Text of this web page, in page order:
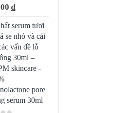
of 5
₫
serum tươi
se nhỏ và cải
vấn đề lỗ
30ml –
skincare -
pore
serum 30ml